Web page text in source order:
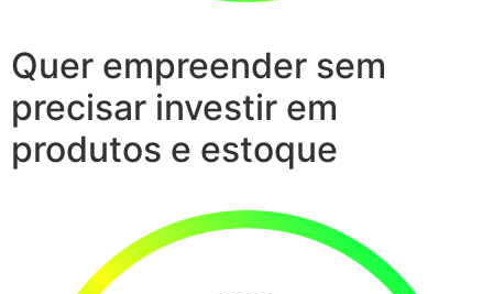
Quer empreender sem
precisar investir em
produtos e estoque